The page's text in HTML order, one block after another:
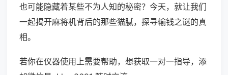
也可能隐藏着某些不为人知的秘密？今天，就让我们
一起揭开麻将机背后的那些猫腻，探寻输钱之谜的真
相。
若你在仪器使用上需要帮助，想获取一对一指导，添